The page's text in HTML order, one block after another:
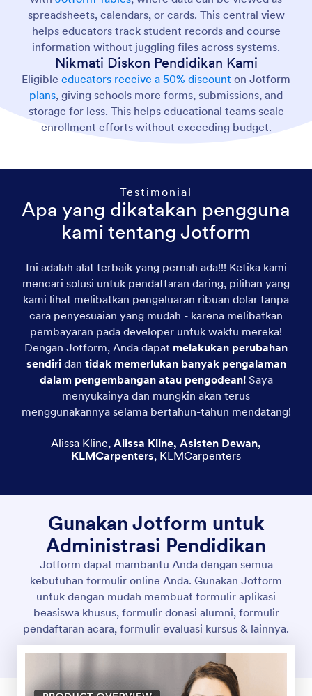
spreadsheets, calendars, or cards. This central view
helps educators track student records and course
information without juggling files across systems.
Nikmati Diskon Pendidikan Kami
Eligible educators receive a 50% discount on Jotform
plans, giving schools more forms, submissions, and
storage for less. This helps educational teams scale
enrollment efforts without exceeding budget.
Testimonial
Apa yang dikatakan pengguna
kami tentang Jotform
Ini adalah alat terbaik yang pernah ada!!! Ketika kami
mencari solusi untuk pendaftaran daring, pilihan yang
kami lihat melibatkan pengeluaran ribuan dolar tanpa
cara penyesuaian yang mudah - karena melibatkan
pembayaran pada developer untuk waktu mereka!
Dengan Jotform, Anda dapat melakukan perubahan
sendiridan tidak memerlukan banyak pengalaman
dalam pengembangan atau pengodean!Saya
menyukainya dan mungkin akan terus
menggunakannya selama bertahun-tahun mendatang!
Alissa Kline, Alissa Kline, Asisten Dewan,
KLMCarpenters, KLMCarpenters
Gunakan Jotform untuk
Administrasi Pendidikan
Jotform dapat mambantu Anda dengan semua
kebutuhan formulir online Anda. Gunakan Jotform
untuk dengan mudah membuat formulir aplikasi
beasiswa khusus, formulir donasi alumni, formulir
pendaftaran acara, formulir evaluasi kursus & lainnya.